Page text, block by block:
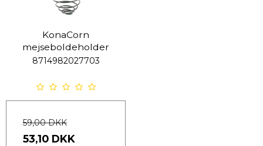
KonaCorn
mejseboldeholder
8714982027703
59,00 DKK
53,10 DKK